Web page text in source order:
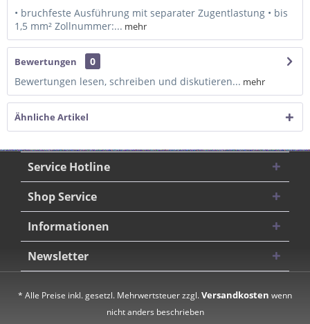
• bruchfeste Ausführung mit separater Zugentlastung • bis
1,5 mm² Zollnummer:... mehr
Bewertungen
0
Bewertungen lesen, schreiben und diskutieren... mehr
Ähnliche Artikel
Service Hotline
Shop Service
Informationen
Newsletter
* Alle Preise inkl. gesetzl. Mehrwertsteuer zzgl.Versandkosten wenn
nicht anders beschrieben